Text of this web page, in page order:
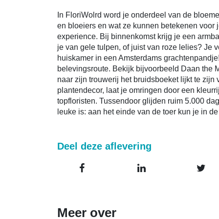
In FloriWolrd word je onderdeel van de
en bloeiers en wat ze kunnen betekenen
experience. Bij binnenkomst krijg je een
je van gele tulpen, of juist van roze lelies? Je
huiskamer in een Amsterdams
belevingsroute. Bekijk bijvoorbeeld Daan the
naar zijn trouwerij het bruidsboeket lijkt te
plantendecor, laat je omringen door een
topfloristen. Tussendoor glijden ruim 5.000
leuke is: aan het einde van de toer kun je in
Deel deze aflevering
Meer over